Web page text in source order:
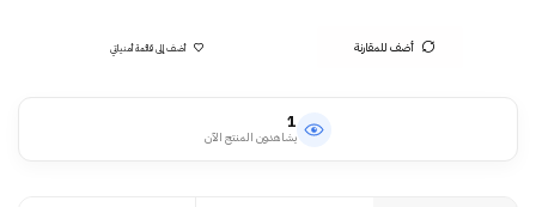
أضف للمقارنة أضف إلى قائمة أمنياتي
1
يشاهدون المنتج الآن